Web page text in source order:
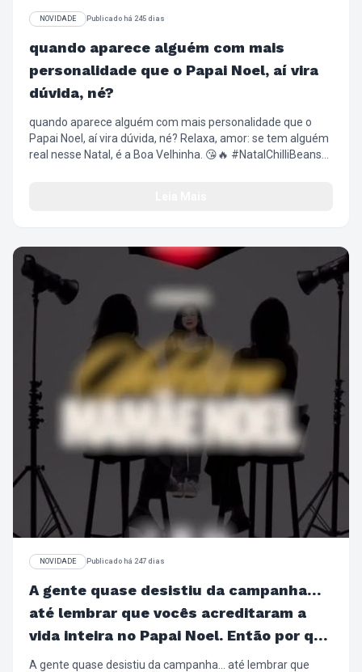
NOVIDADE Publicado há 245 dias
quando aparece alguém com mais
personalidade que o Papai Noel, aí vira
dúvida, né?
quando aparece alguém com mais personalidade que o
Papai Noel, aí vira dúvida, né? Relaxa, amor: se tem alguém
real nesse Natal, é a Boa Velhinha. 😘🔥 #NatalChilliBeans
NOVIDADE Publicado há 247 dias
A gente quase desistiu da campanha…
até lembrar que vocês acreditaram a
vida inteira no Papai Noel. Então por que
não acreditariam na gente?
A gente quase desistiu da campanha… até lembrar que